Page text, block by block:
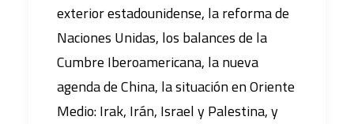
exterior estadounidense, la reforma de
Naciones Unidas, los balances de la
Cumbre Iberoamericana, la nueva
agenda de China, la situación en Oriente
Medio: Irak, Irán, Israel y Palestina, y